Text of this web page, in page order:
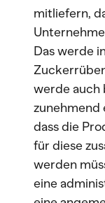
mitliefern,
Das werde
werde auch
zunehmend
dass die
für diese
werden
eine